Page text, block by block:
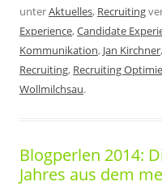
unterAktuelles, Recruiting
Experience,Candidate
Kommunikation, Jan Kirchner,
Recruiting, Recruiting
Wollmilchsau.
Blogperlen 2014:
Jahres aus dem